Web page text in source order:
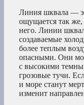
Линия шквала —
ощущается так
него. Линии
создаваемые
более теплым
опасными. Они
с высокими
грозовые тучи.
и море станут
изменит